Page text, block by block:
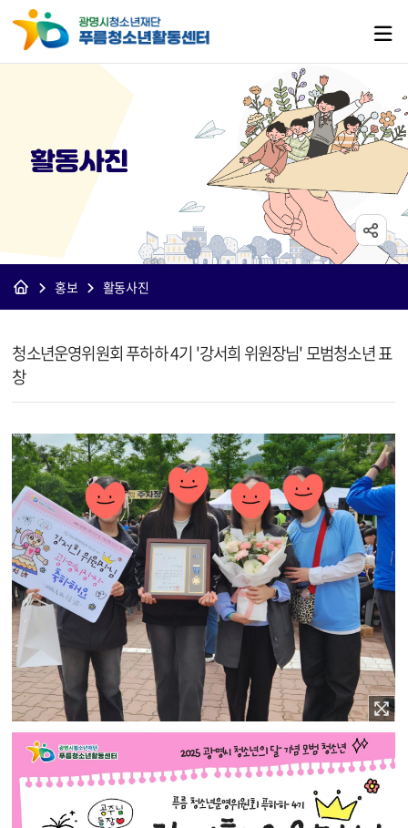
활동사진
홍보 활동사진
청소년운영위원회 푸하하 4기 '강서희 위원장님' 모범청소년 표
창
이미지 확대보기